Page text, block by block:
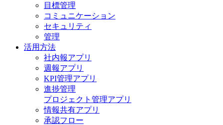
目標管理
コミュニケーション
セキュリティ
管理
活用方法
社内報アプリ
週報アプリ
KPI管理アプリ
進捗管理
プロジェクト管理アプリ
情報共有アプリ
承認フロー